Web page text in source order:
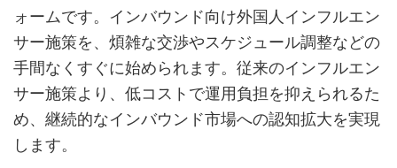
ォームです。インバウンド向け外国人インフルエン
サー施策を、煩雑な交渉やスケジュール調整などの
手間なくすぐに始められます。従来のインフルエン
サー施策より、低コストで運用負担を抑えられるた
め、継続的なインバウンド市場への認知拡大を実現
します。